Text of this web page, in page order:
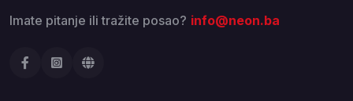
Imate pitanje ili tražite posao? info@neon.ba